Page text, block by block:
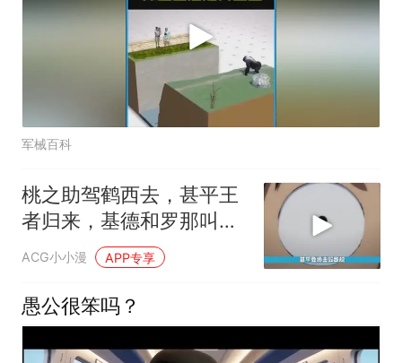
军械百科
桃之助驾鹤西去，甚平王
者归来，基德和罗那叫一
个酸啊
ACG小小漫 APP专享
愚公很笨吗？